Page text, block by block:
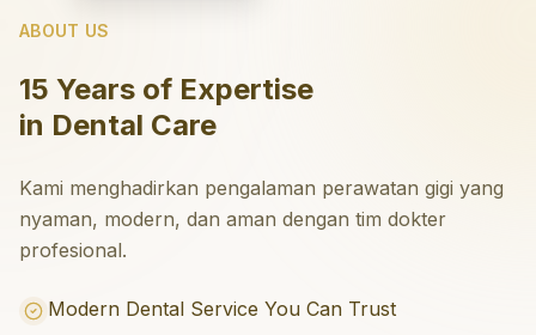
ABOUT US
15 Years of Expertise
in Dental Care
Kami menghadirkan pengalaman perawatan gigi yang
nyaman, modern, dan aman dengan tim dokter
profesional.
Modern Dental Service You Can Trust